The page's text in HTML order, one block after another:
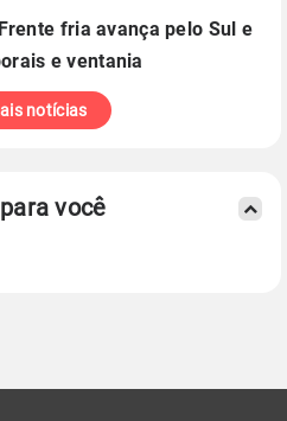
fria avança pelo Sul e
e ventania
notícias
você